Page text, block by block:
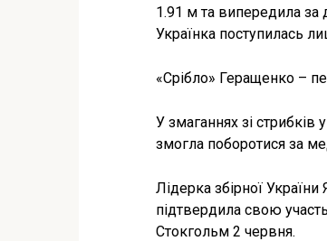
1.91 м та випередила за
Українка поступилась
«Срібло» Геращенко –
У змаганнях зі
змогла поборотися за
Лідерка збірної
підтвердила свою
Стокгольм 2 червня.